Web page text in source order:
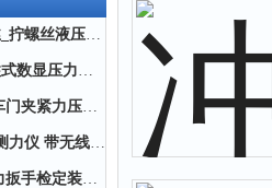
液压扭力扳手拧螺丝_拧螺丝液压扭力工具
20吨左右的高精度柱式数显压力测量仪 柱状数显压力传感器测力仪厂家
车门防夹力测力计 车门夹紧力压力测量仪厂家
重力测试用1吨电子测力仪 带无线手持仪表的测力计 船舶厂用电子测力仪
扭矩扳手测量台 扭力扳手检定装置 数显扳手扭矩测试机厂家